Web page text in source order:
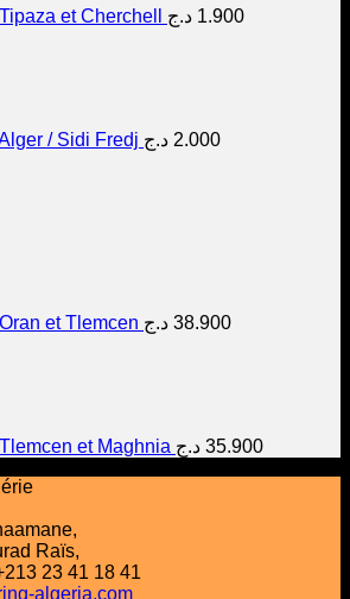
Tipaza et Cherchell 1.900 د.ج
/ Sidi Fredj 2.000 د.ج
Oran et Tlemcen 38.900 د.ج
Tlemcen et Maghnia 35.900 د.ج
Raïs,
23 41 18 41
algeria.com